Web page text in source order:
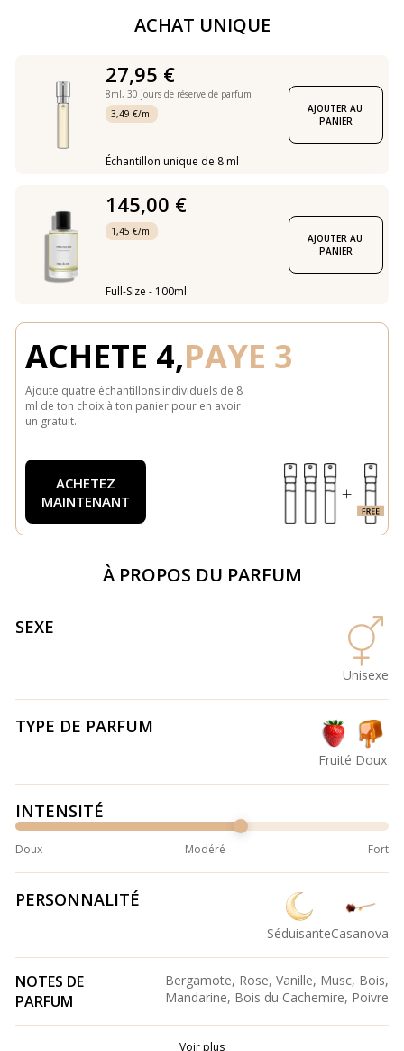
ACHAT UNIQUE
27,95 €
8ml, 30 jours de réserve de parfum
3,49 €/ml
Échantillon unique de 8 ml
AJOUTER AU
PANIER
145,00 €
1,45 €/ml
Full-Size - 100ml
AJOUTER AU
PANIER
ACHETE 4,PAYE 3
Ajoute quatre échantillons individuels de 8
ml de ton choix à ton panier pour en avoir
un gratuit.
ACHETEZ
MAINTENANT
À PROPOS DU PARFUM
SEXE
Unisexe
TYPE DE PARFUM
Fruité Doux
INTENSITÉ
Doux Modéré Fort
PERSONNALITÉ
SéduisanteCasanova
NOTES DE
PARFUM
Bergamote, Rose, Vanille, Musc, Bois,
Mandarine, Bois du Cachemire, Poivre
Voir plus